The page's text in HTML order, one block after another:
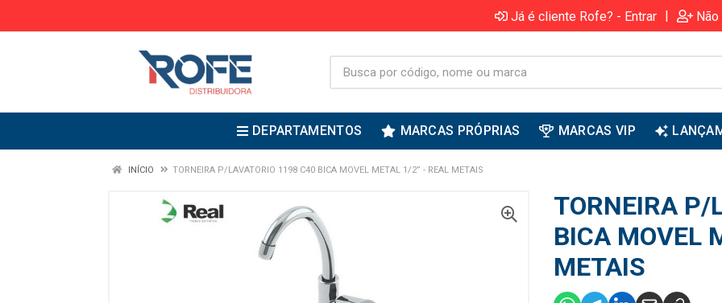
Já é cliente Rofe? - Entrar |
DEPARTAMENTOS MARCAS PRÓPRIAS MARCAS VIP
INÍCIO TORNEIRA P/LAVATORIO 1198 C40 BICA MOVEL METAL 1/2” - REAL METAIS
TORNEIRA P/
BICA MOVEL
METAIS